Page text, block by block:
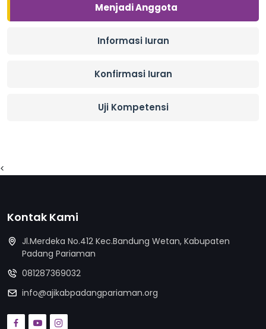
Menjadi Anggota
Informasi Iuran
Konfirmasi Iuran
Uji Kompetensi
<
Kontak Kami
Jl.Merdeka No.412 Kec.Bandung Wetan, Kabupaten
Padang Pariaman
081287369032
info@ajikabpadangpariaman.org